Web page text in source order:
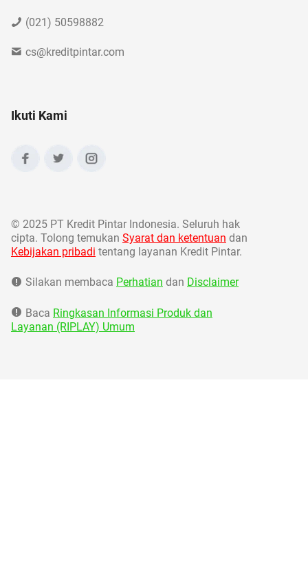
(021) 50598882
cs@kreditpintar.com
Ikuti Kami
© 2025 PT Kredit Pintar Indonesia. Seluruh hak
cipta. Tolong temukan Syarat dan ketentuan dan
Kebijakan pribadi tentang layanan Kredit Pintar.
Silakan membaca Perhatian dan Disclaimer
Baca Ringkasan Informasi Produk dan
Layanan (RIPLAY) Umum